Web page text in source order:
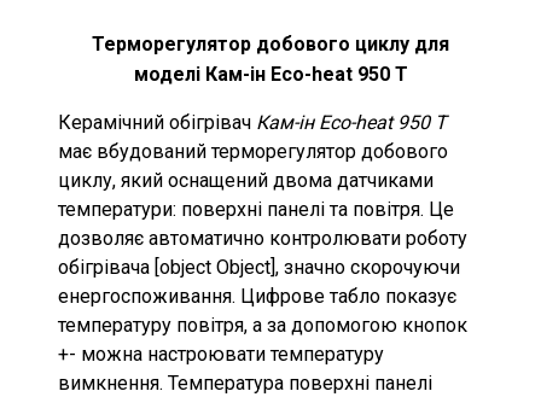
Терморегулятор добового циклу для
моделі Кам-ін Eco-heat 950 T
Керамічний обігрівач Кам-ін Eco-heat 950 T
має вбудований терморегулятор добового
циклу, який оснащений двома датчиками
температури: поверхні панелі та повітря. Це
дозволяє автоматично контролювати роботу
обігрівача [object Object] , значно скорочуючи
енергоспоживання. Цифрове табло показує
температуру повітря, а за допомогою кнопок
+- можна настроювати температуру
вимкнення. Температура поверхні панелі